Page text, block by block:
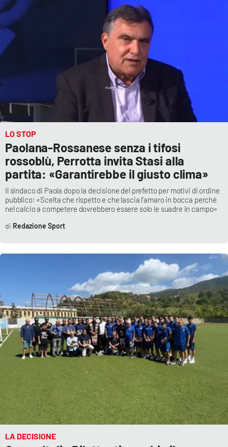
LO STOP
Paolana-Rossanese senza i tifosi
rossoblù, Perrotta invita Stasi alla
partita: «Garantirebbe il giusto clima»
Il sindaco di Paola dopo la decisione del prefetto per motivi di ordine
pubblico: «Scelta che rispetto e che lascia l’amaro in bocca perché
nel calcio a competere dovrebbero essere solo le suadre in campo»
Redazione Sport
LA DECISIONE